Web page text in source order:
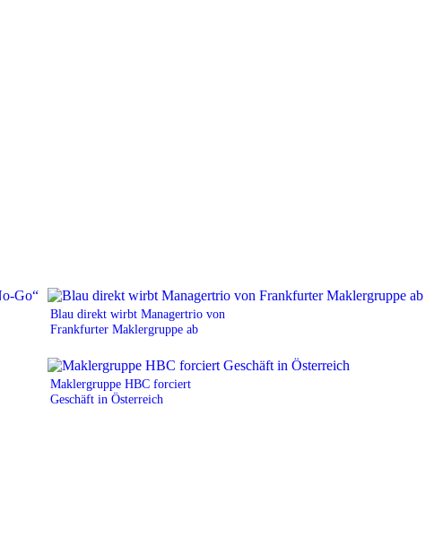
Blau direkt wirbt Managertrio von
Frankfurter Maklergruppe ab
Maklergruppe HBC forciert
Geschäft in Österreich